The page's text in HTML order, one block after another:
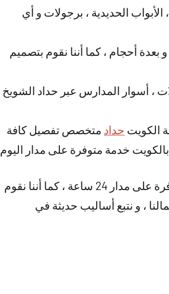
الحديدية ، برجولات و أي
أحجام ، كما أننا نقوم بتصميم
، أسوار المدارس عبر حداد الشويخ
الكويت حداد متخصص تفصيل كافة
خدمة متوفرة على مدار اليوم
و هناك أيضا العديد من الأعمال التي يقوم بها حداد الشويخ الصناعية ، خدمتنا متوفرة على مدار 24 ساعة ، كما أننا نقوم
، و نتبع أساليب حديثة في